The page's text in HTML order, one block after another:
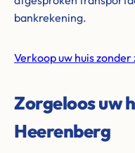
bankrekening.
Verkoop uw huis zonder
Zorgeloos uw
Heerenberg